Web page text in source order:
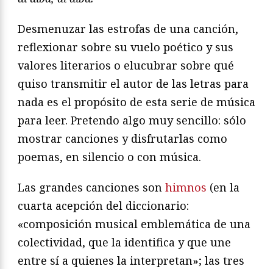
Desmenuzar las estrofas de una canción,
reflexionar sobre su vuelo poético y sus
valores literarios o elucubrar sobre qué
quiso transmitir el autor de las letras para
nada es el propósito de esta serie de música
para leer. Pretendo algo muy sencillo: sólo
mostrar canciones y disfrutarlas como
poemas, en silencio o con música.
Las grandes canciones son himnos (en la
cuarta acepción del diccionario:
«composición musical emblemática de una
colectividad, que la identifica y que une
entre sí a quienes la interpretan»; las tres